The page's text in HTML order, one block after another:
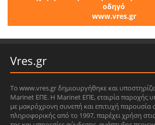
οδηγό
www.vres.gr
Vres.gr
Το www.vres.gr δημιουργήθηκε και
Marinet ΕΠΕ. Η Marinet ΕΠΕ, εταιρία παροχής
με μακρόχρονη συνεπή και επιτυχή παρουσία
πληροφορικής από το 1997, παρέχει χρήση